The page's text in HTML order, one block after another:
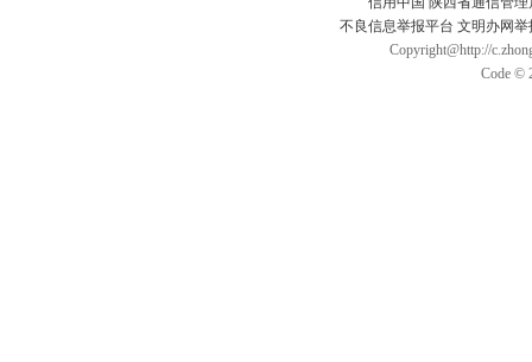
不良信息举报平台 文明办网
Copyright@http://
Code ©